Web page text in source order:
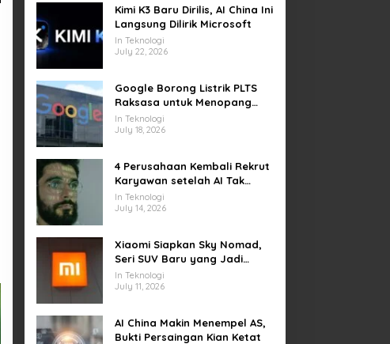
Kimi K3 Baru Dirilis, AI China Ini
Langsung Dilirik Microsoft
In Teknologi
July 22, 2026
Google Borong Listrik PLTS
Raksasa untuk Menopang
Pusat Data dan AI
In Teknologi
July 18, 2026
4 Perusahaan Kembali Rekrut
Karyawan setelah AI Tak
Penuhi Harapan
In Teknologi
July 14, 2026
Xiaomi Siapkan Sky Nomad,
Seri SUV Baru yang Jadi
Sorotan Otomotif Dunia
In Teknologi
July 11, 2026
AI China Makin Menempel AS,
Bukti Persaingan Kian Ketat